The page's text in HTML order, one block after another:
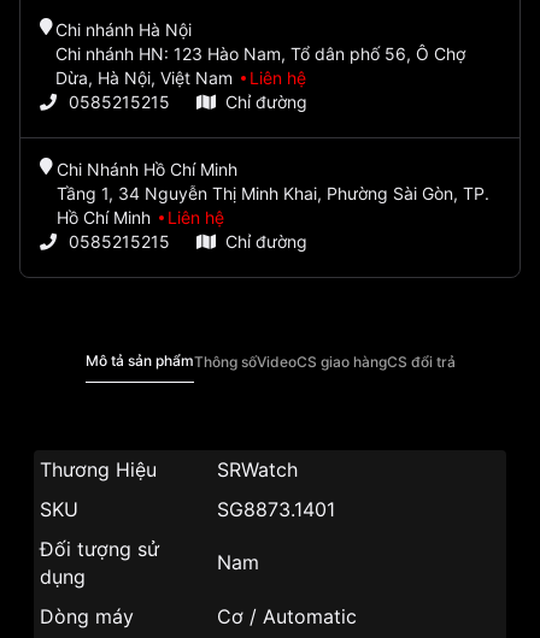
Chi nhánh Hà Nội
Chi nhánh HN: 123 Hào Nam, Tổ dân phố 56, Ô Chợ
Dừa, Hà Nội, Việt Nam
Liên hệ
0585215215
Chỉ đường
Chi Nhánh Hồ Chí Minh
Tầng 1, 34 Nguyễn Thị Minh Khai, Phường Sài Gòn, TP.
Hồ Chí Minh
Liên hệ
0585215215
Chỉ đường
Mô tả sản phẩmThông sốVideoCS giao hàngCS đổi trả
Thương Hiệu
SRWatch
SKU
SG8873.1401
Đối tượng sử
dụng
Nam
Dòng máy Cơ / Automatic